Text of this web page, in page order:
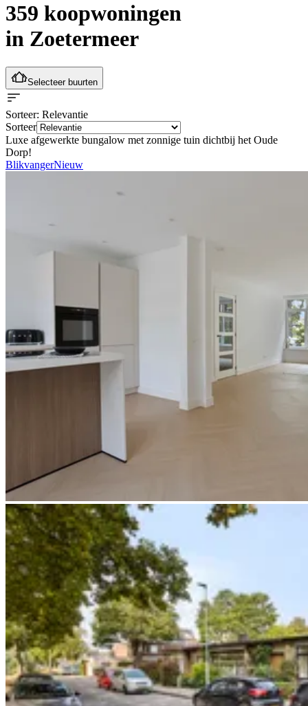
359 koopwoningen
in Zoetermeer
Selecteer buurten
Sorteer: Relevantie
Sorteer
Luxe afgewerkte bungalow met zonnige tuin dichtbij het Oude
Dorp!
BlikvangerNieuw